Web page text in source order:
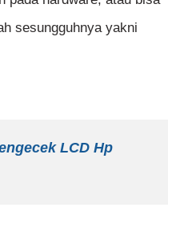
sesungguhnya yakni
LCD Hp